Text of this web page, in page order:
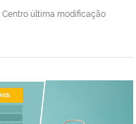
Centro última modificação